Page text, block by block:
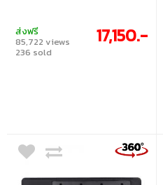
ส่งฟรี
85,722 views
236 sold
17,150.-